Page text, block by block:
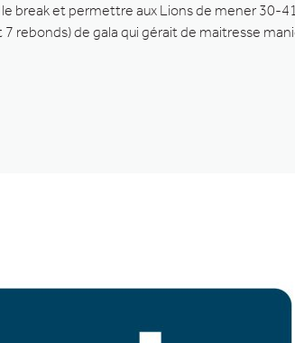
break et permettre aux Lions de mener 30-41
rebonds) de gala qui gérait de maitresse